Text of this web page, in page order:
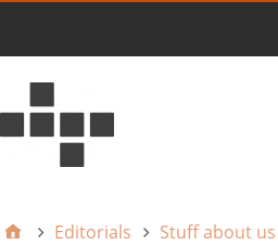
Editorials Stuff about us